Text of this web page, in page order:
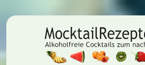
Hauptnavigation
Inhalt
Seitenspalte